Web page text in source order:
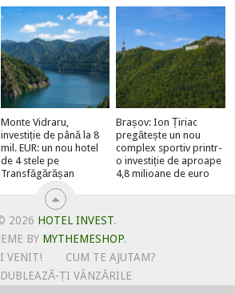
Monte Vidraru,
investiție de până la 8
mil. EUR: un nou hotel
de 4 stele pe
Transfăgărășan
Brașov: Ion Țiriac
pregătește un nou
complex sportiv printr-
o investiție de aproape
4,8 milioane de euro
2026 HOTEL INVEST.
BY MYTHEMESHOP.
VENIT!
CUM TE AJUTAM?
DUBLEAZĂ-ȚI VÂNZĂRILE